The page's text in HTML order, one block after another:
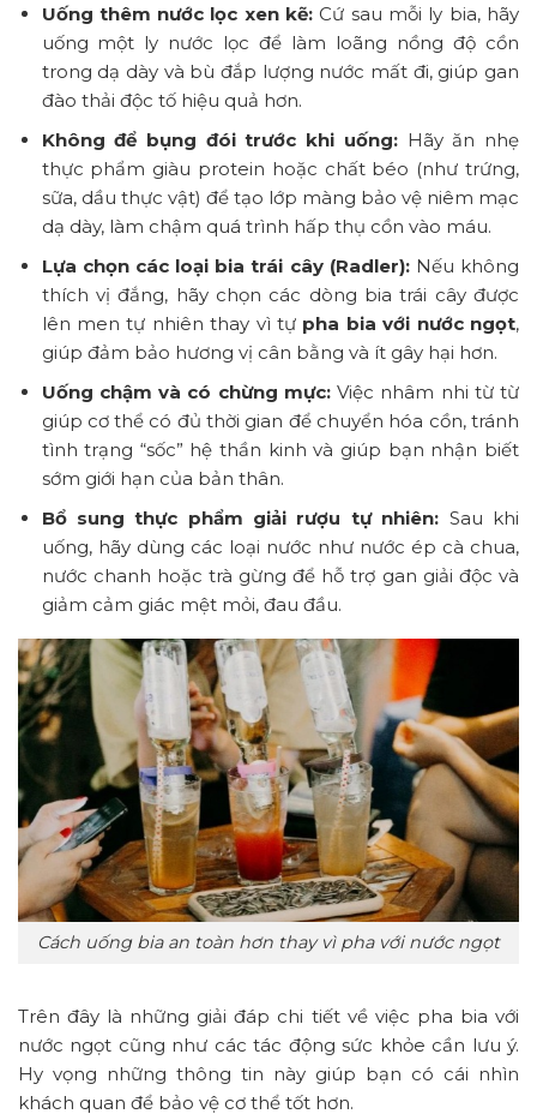
Uống thêm nước lọc xen kẽ: Cứ sau mỗi ly bia, hãy
uống một ly nước lọc để làm loãng nồng độ cồn
trong dạ dày và bù đắp lượng nước mất đi, giúp gan
đào thải độc tố hiệu quả hơn.
Không để bụng đói trước khi uống:Hãy ăn nhẹ
thực phẩm giàu protein hoặc chất béo (như trứng,
sữa, dầu thực vật) để tạo lớp màng bảo vệ niêm mạc
dạ dày, làm chậm quá trình hấp thụ cồn vào máu.
Lựa chọn các loại bia trái cây (Radler):Nếu không
thích vị đắng, hãy chọn các dòng bia trái cây được
lên men tự nhiên thay vì tự pha bia với nước ngọt,
giúp đảm bảo hương vị cân bằng và ít gây hại hơn.
Uống chậm và có chừng mực:Việc nhâm nhi từ từ
giúp cơ thể có đủ thời gian để chuyển hóa cồn, tránh
tình trạng “sốc” hệ thần kinh và giúp bạn nhận biết
sớm giới hạn của bản thân.
Bổ sung thực phẩm giải rượu tự nhiên: Sau khi
uống, hãy dùng các loại nước như nước ép cà chua,
nước chanh hoặc trà gừng để hỗ trợ gan giải độc và
giảm cảm giác mệt mỏi, đau đầu.
Cách uống bia an toàn hơn thay vì pha với nước ngọt
Trên đây là những giải đáp chi tiết về việc pha bia với
nước ngọt cũng như các tác động sức khỏe cần lưu ý.
Hy vọng những thông tin này giúp bạn có cái nhìn
khách quan để bảo vệ cơ thể tốt hơn.